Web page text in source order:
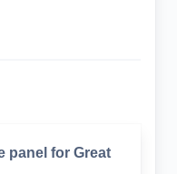
panel for Great